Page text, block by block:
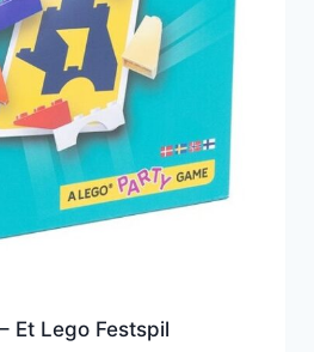
Et Lego Festspil